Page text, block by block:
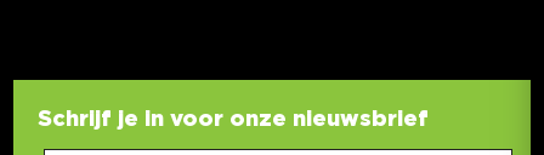
Schrijf je in voor onze nieuwsbrief